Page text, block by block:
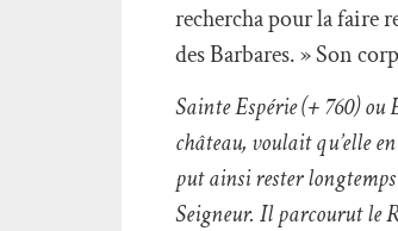
rechercha pour la faire
des Barbares. » Son
Sainte Espérie (+ 760)
château, voulait qu’elle
put ainsi rester
Seigneur. Il parcourut le